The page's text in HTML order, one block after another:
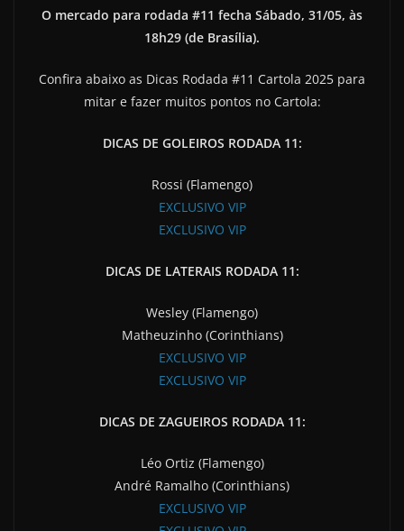
O mercado para rodada #11 fecha Sábado, 31/05, às
18h29 (de Brasília).
Confira abaixo as Dicas Rodada #11 Cartola 2025 para
mitar e fazer muitos pontos no Cartola:
DICAS DE GOLEIROS RODADA 11:
Rossi (Flamengo)
EXCLUSIVO VIP
EXCLUSIVO VIP
DICAS DE LATERAIS RODADA 11:
Wesley (Flamengo)
Matheuzinho (Corinthians)
EXCLUSIVO VIP
EXCLUSIVO VIP
DICAS DE ZAGUEIROS RODADA 11:
Léo Ortiz (Flamengo)
André Ramalho (Corinthians)
EXCLUSIVO VIP